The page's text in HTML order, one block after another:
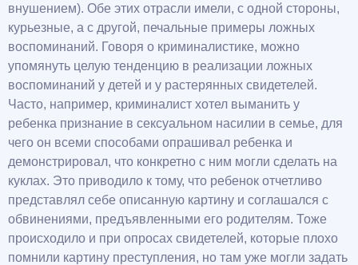
внушением). Обе этих отрасли имели, с одной стороны,
курьезные, а с другой, печальные примеры ложных
воспоминаний. Говоря о криминалистике, можно
упомянуть целую тенденцию в реализации ложных
воспоминаний у детей и у растерянных свидетелей.
Часто, например, криминалист хотел выманить у
ребенка признание в сексуальном насилии в семье, для
чего он всеми способами опрашивал ребенка и
демонстрировал, что конкретно с ним могли сделать на
куклах. Это приводило к тому, что ребенок отчетливо
представлял себе описанную картину и соглашался с
обвинениями, предъявленными его родителям. Тоже
происходило и при опросах свидетелей, которые плохо
помнили картину преступления, но там уже могли задать